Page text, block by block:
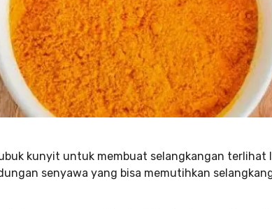
kunyit untuk membuat selangkangan terlihat
senyawa yang bisa memutihkan